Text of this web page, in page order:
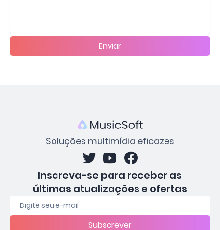
Enviar
Soluções multimídia eficazes
Inscreva-se para receber as
últimas atualizações e ofertas
Subscrever